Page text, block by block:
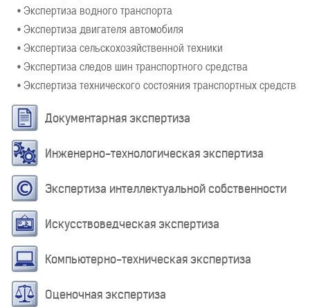
• Экспертиза водного транспорта
• Экспертиза двигателя автомобиля
• Экспертиза сельскохозяйственной техники
• Экспертиза следов шин транспортного средства
• Экспертиза технического состояния транспортных средств
Документарная экспертиза
Инженерно-технологическая экспертиза
Экспертиза интеллектуальной собственности
Искусствоведческая экспертиза
Компьютерно-техническая экспертиза
Оценочная экспертиза